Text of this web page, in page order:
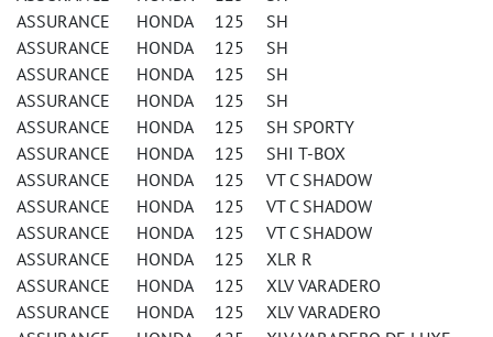
ASSURANCE HONDA 125 SH
ASSURANCE HONDA 125 SH
ASSURANCE HONDA 125 SH
ASSURANCE HONDA 125 SH
ASSURANCE HONDA 125 SH SPORTY
ASSURANCE HONDA 125 SHI T-BOX
ASSURANCE HONDA 125 VT C SHADOW
ASSURANCE HONDA 125 VT C SHADOW
ASSURANCE HONDA 125 VT C SHADOW
ASSURANCE HONDA 125 XLR R
ASSURANCE HONDA 125 XLV VARADERO
ASSURANCE HONDA 125 XLV VARADERO